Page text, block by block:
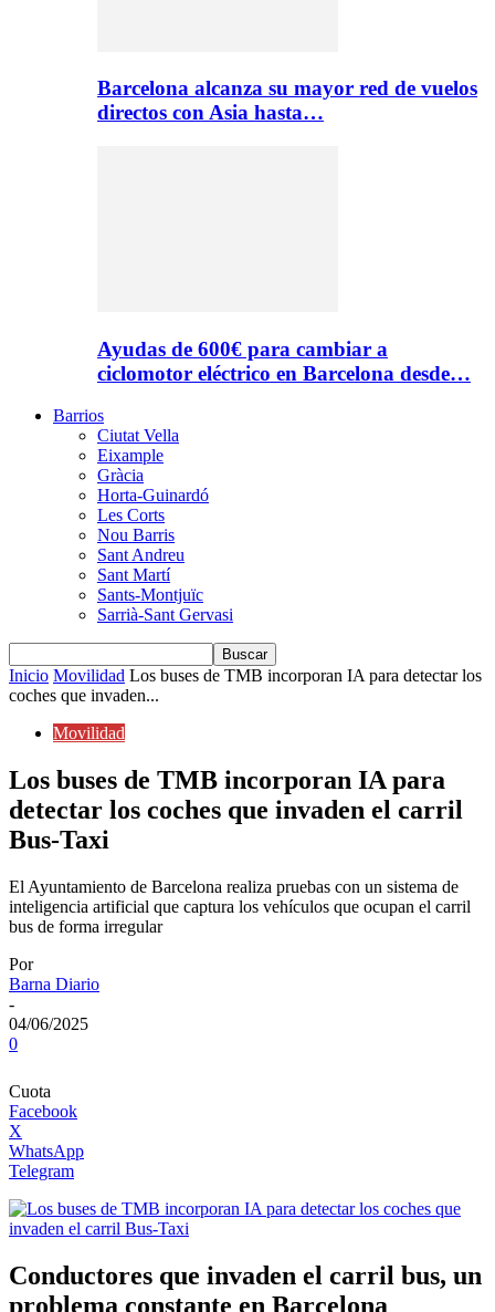
Barcelona alcanza su mayor red de vuelos
directos con Asia hasta…
Ayudas de 600€ para cambiar a
ciclomotor eléctrico en Barcelona desde…
Barrios
Ciutat Vella
Eixample
Gràcia
Horta-Guinardó
Les Corts
Nou Barris
Sant Andreu
Sant Martí
Sants-Montjuïc
Sarrià-Sant Gervasi
Inicio Movilidad Los buses de TMB incorporan IA para detectar los
coches que invaden...
Movilidad
Los buses de TMB incorporan IA para
detectar los coches que invaden el carril
Bus-Taxi
El Ayuntamiento de Barcelona realiza pruebas con un sistema de
inteligencia artificial que captura los vehículos que ocupan el carril
bus de forma irregular
Por
Barna Diario
-
04/06/2025
0
Cuota
Facebook
X
WhatsApp
Telegram
Conductores que invaden el carril bus, un
problema constante en Barcelona